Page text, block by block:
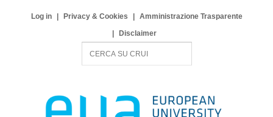
Log in Privacy & Cookies
Amministrazione Trasparente
Disclaimer
c